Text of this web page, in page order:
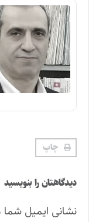
چاپ
دیدگاهتان را بنویسید
نشانی ایمیل